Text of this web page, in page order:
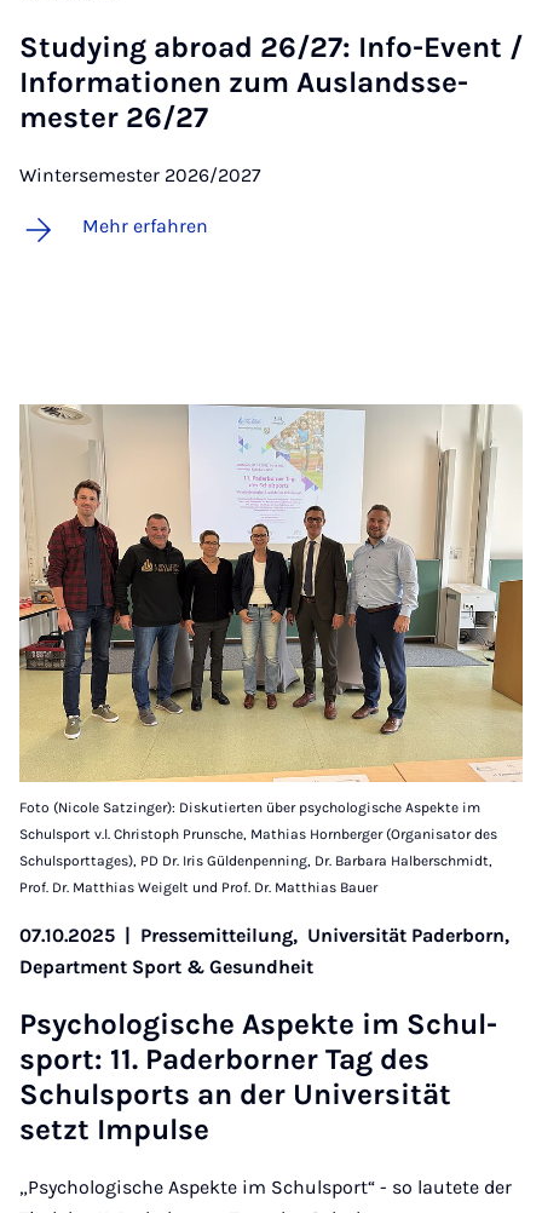
Stu­dy­ing ab­road 26/27: In­fo-Event /
In­for­ma­ti­o­nen zum Aus­lands­se­
mes­ter 26/27
Wintersemester 2026/2027
Mehr erfahren
Foto (Nicole Satzinger): Diskutierten über psychologische Aspekte im
Schulsport v.l. Christoph Prunsche, Mathias Hornberger (Organisator des
Schulsporttages), PD Dr. Iris Güldenpenning, Dr. Barbara Halberschmidt,
Prof. Dr. Matthias Weigelt und Prof. Dr. Matthias Bauer
07.10.2025 | Pressemitteilung, Universität Paderborn,
Department Sport & Gesundheit
Psy­cho­lo­gi­sche Aspek­te im Schul­
sport: 11. Pa­der­bor­ner Tag des
Schul­sports an der Uni­ver­si­tät
setzt Im­pul­se
„Psychologische Aspekte im Schulsport“ - so lautete der